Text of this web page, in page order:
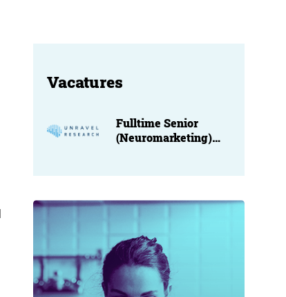
Vacatures
Fulltime Senior
(Neuromarketing)